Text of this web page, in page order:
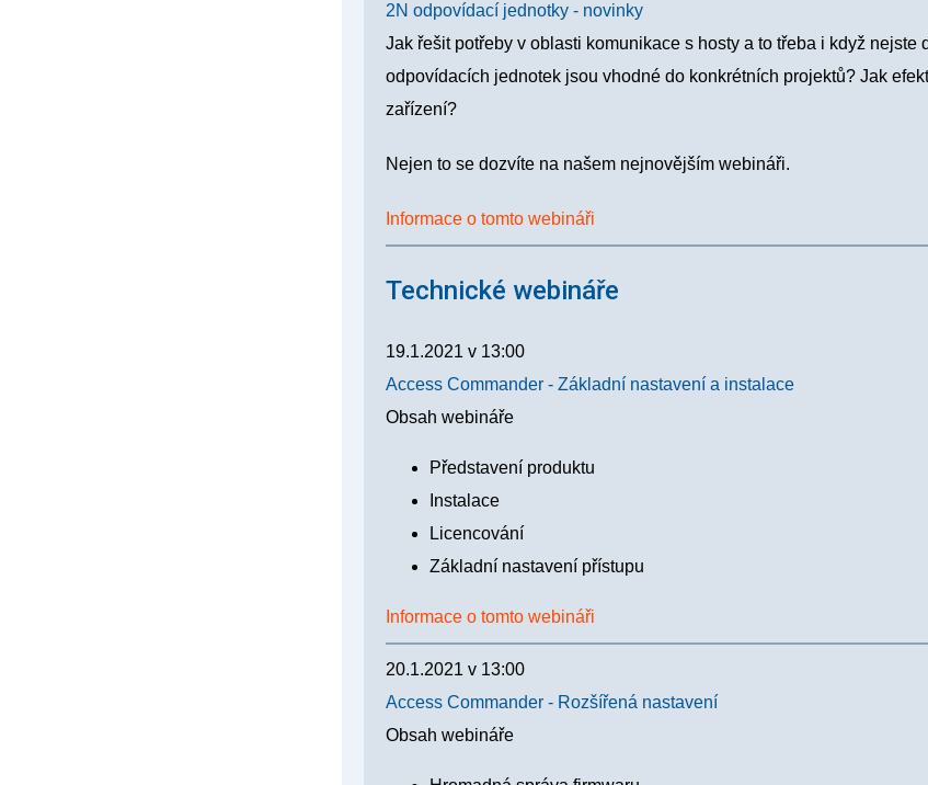
2N odpovídací jednotky - novinky
Jak řešit potřeby v oblasti komunikace s hosty a to třeba i když nejste
odpovídacích jednotek jsou vhodné do konkrétních projektů? Jak
zařízení?
Nejen to se dozvíte na našem nejnovějším webináři.
Informace o tomto webináři
Technické webináře
19.1.2021 v 13:00
Access Commander - Základní nastavení a instalace
Obsah webináře
Představení produktu
Instalace
Licencování
Základní nastavení přístupu
Informace o tomto webináři
20.1.2021 v 13:00
Access Commander - Rozšířená nastavení
Obsah webináře